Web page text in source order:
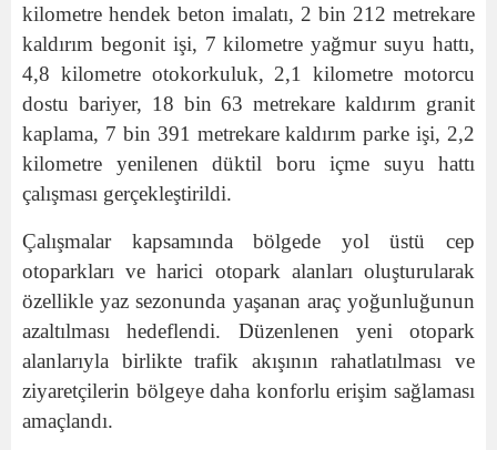
kilometre hendek beton imalatı, 2 bin 212 metrekare
kaldırım begonit işi, 7 kilometre yağmur suyu hattı,
4,8 kilometre otokorkuluk, 2,1 kilometre motorcu
dostu bariyer, 18 bin 63 metrekare kaldırım granit
kaplama, 7 bin 391 metrekare kaldırım parke işi, 2,2
kilometre yenilenen düktil boru içme suyu hattı
çalışması gerçekleştirildi.
Çalışmalar kapsamında bölgede yol üstü cep
otoparkları ve harici otopark alanları oluşturularak
özellikle yaz sezonunda yaşanan araç yoğunluğunun
azaltılması hedeflendi. Düzenlenen yeni otopark
alanlarıyla birlikte trafik akışının rahatlatılması ve
ziyaretçilerin bölgeye daha konforlu erişim sağlaması
amaçlandı.